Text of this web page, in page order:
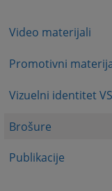
Video materijali
Promotivni
Vizuelni identitet
Brošure
Publikacije